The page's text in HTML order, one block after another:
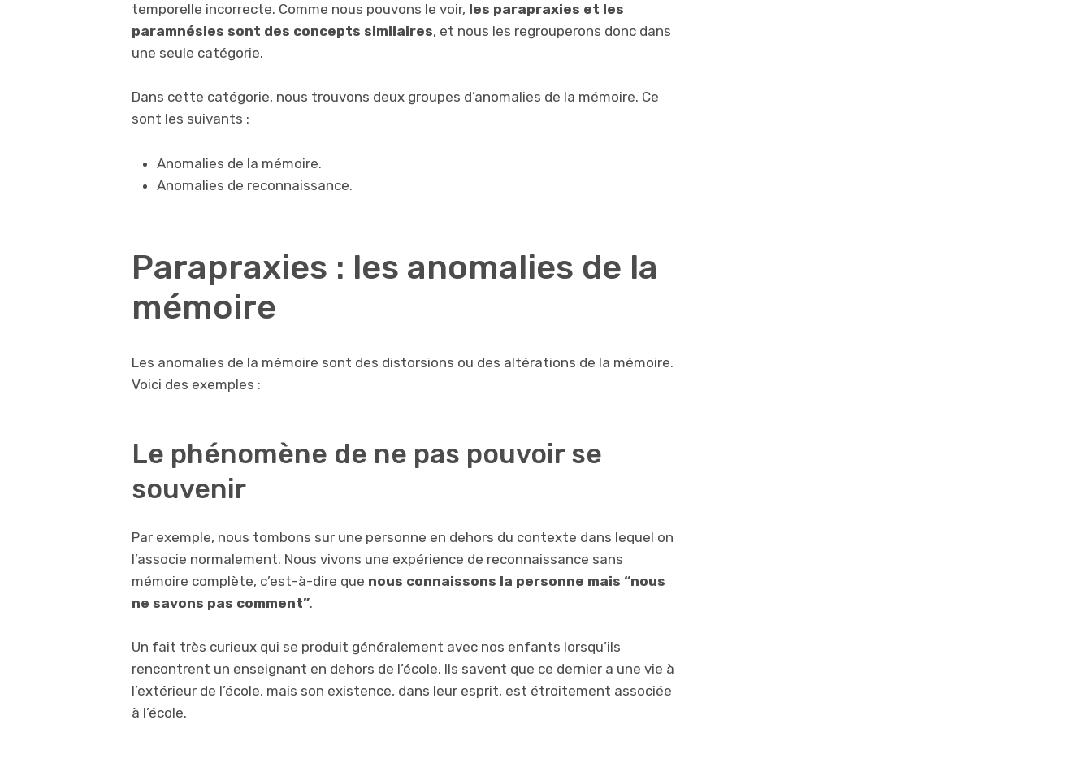
temporelle incorrecte. Comme nous pouvons le voir, les parapraxies et les
paramnésies sont des concepts similaires, et nous les regrouperons donc dans
une seule catégorie.
Dans cette catégorie, nous trouvons deux groupes d’anomalies de la mémoire. Ce
sont les suivants :
Anomalies de la mémoire.
Anomalies de reconnaissance.
Parapraxies : les anomalies de la
mémoire
Les anomalies de la mémoire sont des distorsions ou des altérations de la mémoire.
Voici des exemples :
Le phénomène de ne pas pouvoir se
souvenir
Par exemple, nous tombons sur une personne en dehors du contexte dans lequel on
l’associe normalement. Nous vivons une expérience de reconnaissance sans
mémoire complète, c’est-à-dire que nous connaissons la personne mais “nous
ne savons pas comment”.
Un fait très curieux qui se produit généralement avec nos enfants lorsqu’ils
rencontrent un enseignant en dehors de l’école. Ils savent que ce dernier a une vie à
l’extérieur de l’école, mais son existence, dans leur esprit, est étroitement associée
à l’école.